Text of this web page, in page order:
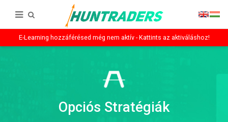
E-Learning hozzáférésed még nem aktív - Kattints az aktiváláshoz!
Opciós Stratégiák